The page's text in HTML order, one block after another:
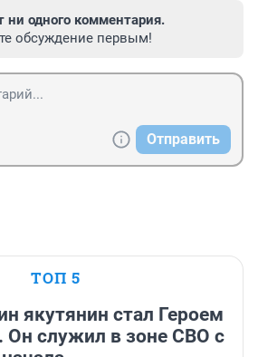
ни одного комментария.
обсуждение первым!
Отправить
ТОП 5
якутянин стал Героем
Он служил в зоне СВО с